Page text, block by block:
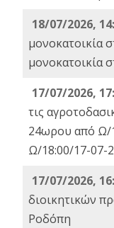
18/07/2026,
μονοκατοικία
μονοκατοικία
17/07/2026,
τις
24ωρου από Ω/
Ω/18:00/17-07-
17/07/2026,
διοικητικών
Ροδόπη